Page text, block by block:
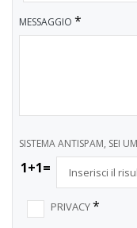
MESSAGGIO *
SISTEMA ANTISPAM, SEI
1+1=
PRIVACY*